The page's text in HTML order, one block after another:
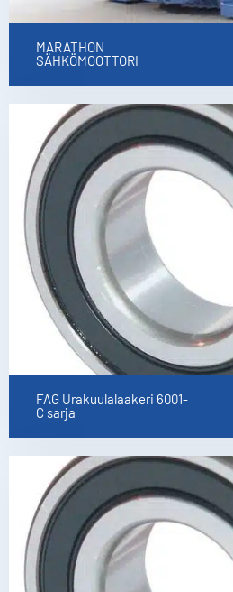
MARATHON
SÄHKÖMOOTTORI
FAG Urakuulalaakeri 6001-
C sarja